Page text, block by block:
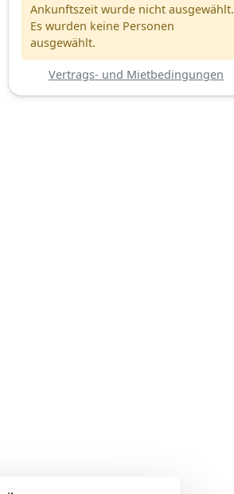
Ankunftszeit wurde nicht ausgewählt.
Es wurden keine Personen
ausgewählt.
Vertrags- und Mietbedingungen